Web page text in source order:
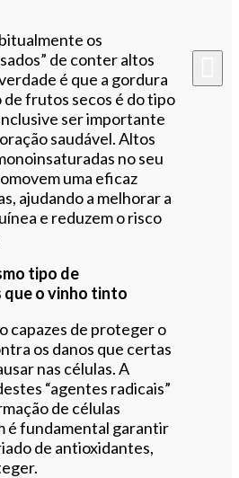
os
de conter altos
é que a gordura
frutos secos é do tipo
ser importante
saudável. Altos
no seu
uma eficaz
ajudando a melhorar a
e reduzem o risco
tipo de
o vinho tinto
capazes de proteger o
os danos que certas
nas células. A
“agentes radicais”
de células
é fundamental garantir
de antioxidantes,